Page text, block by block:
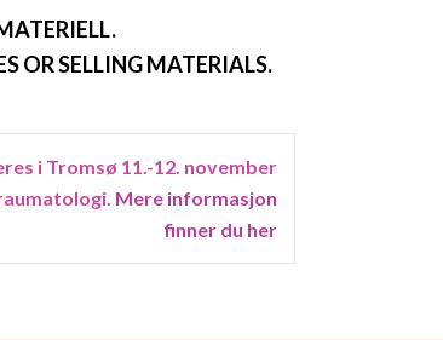
OR SELLING MATERIALS.
i Tromsø 11.-12. november
Mere informasjon
finner du her